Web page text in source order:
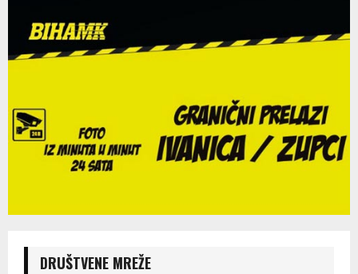
DRUŠTVENE MREŽE